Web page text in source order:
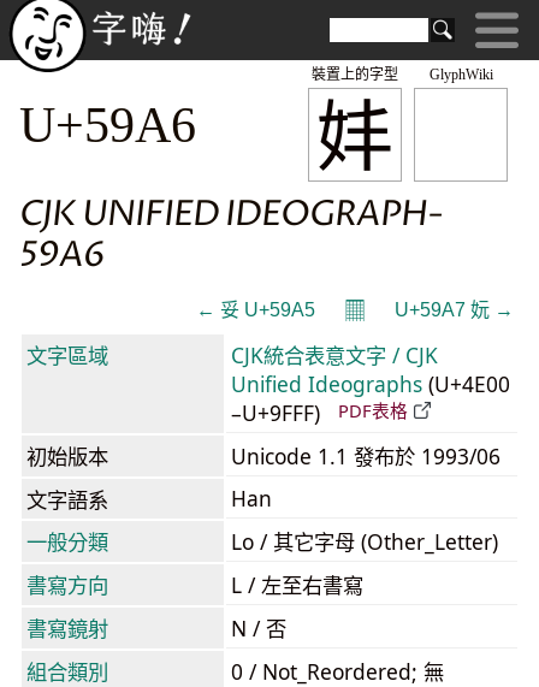
GlyphWiki
妦
裝置上的字型
U+59A6
CJK UNIFIED IDEOGRAPH-
59A6
← 妥 U+59A5 𝄜 U+59A7 妧 →
文字區域
CJK統合表意文字 / CJK
Unified Ideographs (U+4E00
–U+9FFF)
PDF表格
初始版本
Unicode 1.1 發布於 1993/06
文字語系
Han
一般分類
Lo / 其它字母 (Other_Letter)
書寫方向
L / 左至右書寫
書寫鏡射
N / 否
組合類別
0 / Not_Reordered; 無